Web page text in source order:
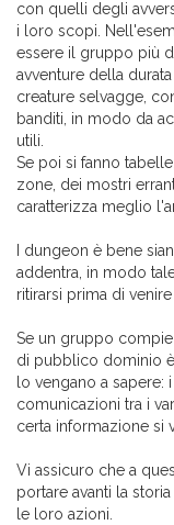
con quelli degli
i loro scopi.
essere il gruppo più
avventure della
creature selvagge,
banditi, in modo da
utili.
Se poi si fanno
zone, dei mostri
caratterizza meglio
I dungeon è bene
addentra, in modo
ritirarsi prima di
Se un gruppo
di pubblico dominio
lo vengano a
comunicazioni tra i
certa informazione si
Vi assicuro che a
portare avanti la
le loro azioni.